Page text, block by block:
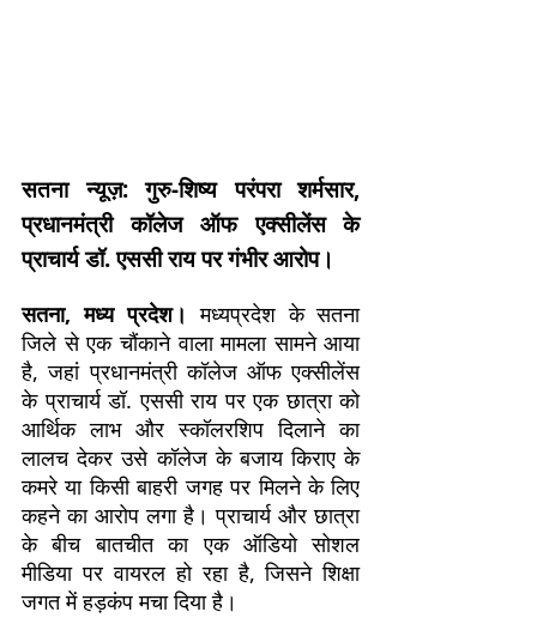
सतना न्यूज़: गुरु-शिष्य परंपरा शर्मसार,
प्रधानमंत्री कॉलेज ऑफ एक्सीलेंस के
प्राचार्य डॉ. एससी राय पर गंभीर आरोप।
सतना, मध्य प्रदेश।मध्यप्रदेश के सतना
जिले से एक चौंकाने वाला मामला सामने आया
है, जहां प्रधानमंत्री कॉलेज ऑफ एक्सीलेंस
के प्राचार्य डॉ. एससी राय पर एक छात्रा को
आर्थिक लाभ और स्कॉलरशिप दिलाने का
लालच देकर उसे कॉलेज के बजाय किराए के
कमरे या किसी बाहरी जगह पर मिलने के लिए
कहने का आरोप लगा है। प्राचार्य और छात्रा
के बीच बातचीत का एक ऑडियो सोशल
मीडिया पर वायरल हो रहा है, जिसने शिक्षा
जगत में हड़कंप मचा दिया है।